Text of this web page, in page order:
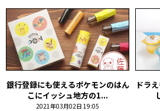
銀行登録にも使えるポケモンのはん
こにイッシュ地方の1...
2021年03月02日 19:05
ドラ